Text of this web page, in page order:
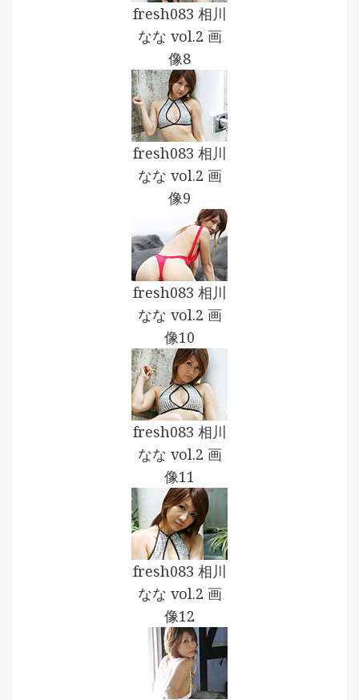
fresh083 相川
なな vol.2 画
像8
fresh083 相川
なな vol.2 画
像9
fresh083 相川
なな vol.2 画
像10
fresh083 相川
なな vol.2 画
像11
fresh083 相川
なな vol.2 画
像12